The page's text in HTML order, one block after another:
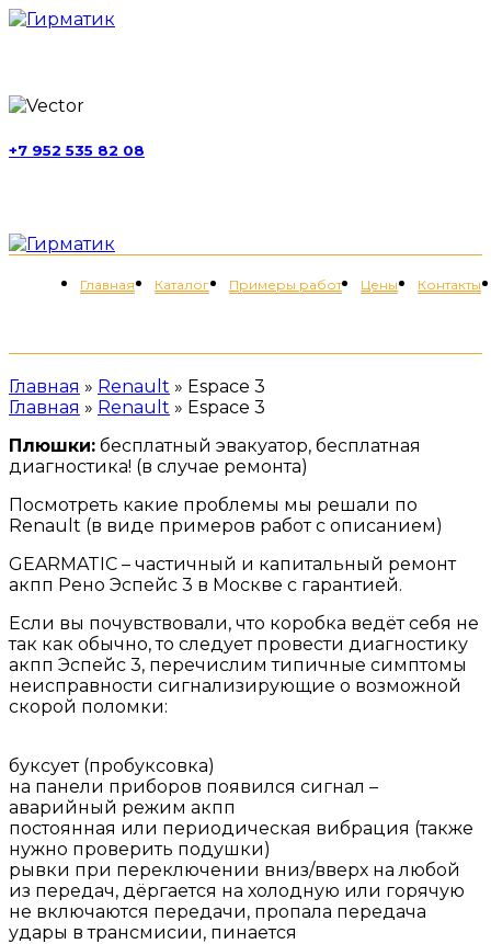
+7 952 535 82 08
Главная Каталог Примеры работ Цены Контакты
Главная » Renault » Espace 3
Главная » Renault » Espace 3
Плюшки: бесплатный эвакуатор, бесплатная
диагностика! (в случае ремонта)
Посмотреть какие проблемы мы решали по
Renault (в виде примеров работ с описанием)
GEARMATIC – частичный и капитальный ремонт
акпп Рено Эспейс 3 в Москве с гарантией.
Если вы почувствовали, что коробка ведёт себя не
так как обычно, то следует провести диагностику
акпп Эспейс 3, перечислим типичные симптомы
неисправности сигнализирующие о возможной
скорой поломки:
буксует (пробуксовка)
на панели приборов появился сигнал –
аварийный режим акпп
постоянная или периодическая вибрация (также
нужно проверить подушки)
рывки при переключении вниз/вверх на любой
из передач, дёргается на холодную или горячую
не включаются передачи, пропала передача
удары в трансмисии, пинается